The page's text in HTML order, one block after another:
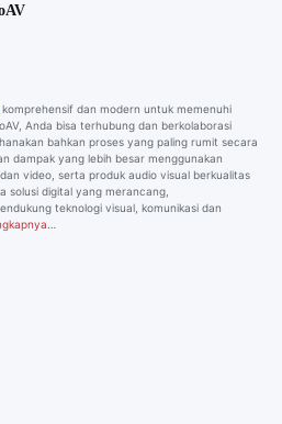
komprehensif dan modern untuk memenuhi
Anda bisa terhubung dan berkolaborasi
bahkan proses yang paling rumit secara
dampak yang lebih besar menggunakan
video, serta produk audio visual berkualitas
solusi digital yang merancang,
teknologi visual, komunikasi dan